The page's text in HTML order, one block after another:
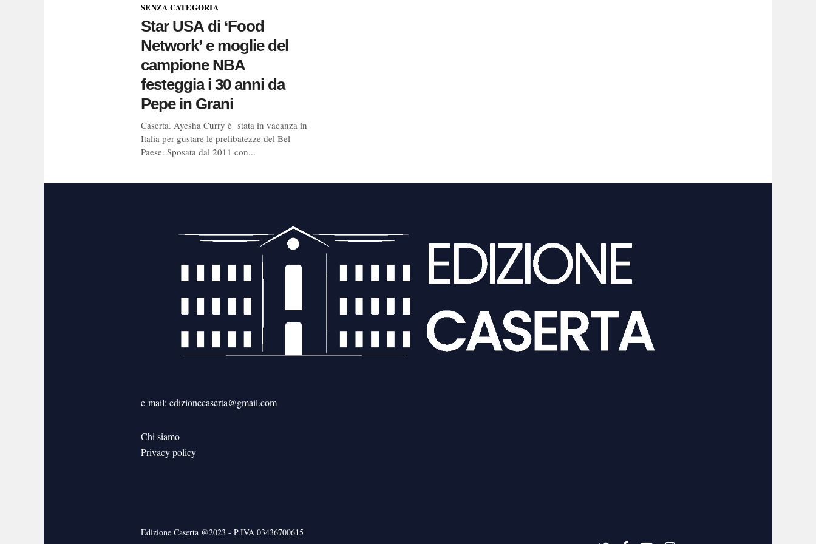
SENZA CATEGORIA
Star USA di ‘Food
Network’ e moglie del
campione NBA
festeggia i 30 anni da
Pepe in Grani
Caserta. Ayesha Curry è stata in vacanza in
Italia per gustare le prelibatezze del Bel
Paese. Sposata dal 2011 con...
e-mail: edizionecaserta@gmail.com
Chi siamo
Privacy policy
Edizione Caserta @2023 - P.IVA 03436700615